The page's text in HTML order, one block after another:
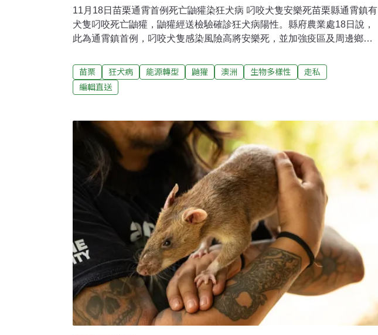
11月18日苗栗通霄首例死亡鼬獾染狂犬病 叼咬犬隻安樂死苗栗縣通霄鎮有
犬隻叼咬死亡鼬獾，鼬獾經送檢驗確診狂犬病陽性。縣府農業處18日說，
此為通霄鎮首例，叼咬犬隻感染風險高將安樂死，並加強疫區及周邊鄉鎮
獎勵30萬元經濟部已核定「114年度基隆市政府辦理家戶屋頂設置太陽光電
加速計畫」，獎勵經費新台幣358萬5600元，市府18日起至年底受理民眾
申請，單一幢建築物累計獎勵金不得逾30萬元。（中央社報導）北捷工程
苗栗 狂犬病 能源轉型 鼬獾 澳洲 生物多樣性
走私
編輯直送